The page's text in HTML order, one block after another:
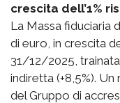
crescita dell’1%
La Massa fiduciaria
di euro, in crescita
31/12/2025,
indiretta (+8,5%).
del Gruppo di